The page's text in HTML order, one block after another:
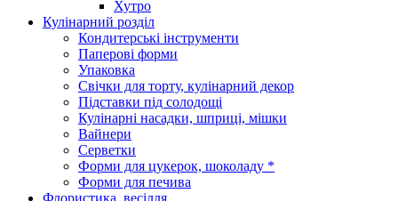
Хутро
Кулінарний розділ
Кондитерські інструменти
Паперові форми
Упаковка
Свічки для торту, кулінарний декор
Підставки під солодощі
Кулінарні насадки, шприці, мішки
Вайнери
Серветки
Форми для цукерок, шоколаду *
Форми для печива
Флористика, весілля